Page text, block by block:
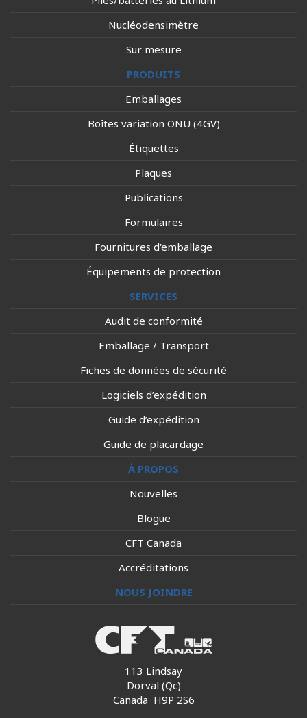
Nucléodensimètre
Sur mesure
PRODUITS
Emballages
Boîtes variation ONU (4GV)
Étiquettes
Plaques
Publications
Formulaires
Fournitures d'emballage
Équipements de protection
SERVICES
Audit de conformité
Emballage / Transport
Fiches de données de sécurité
Logiciels d’expédition
Guide d’expédition
Guide de placardage
À PROPOS
Nouvelles
Blogue
CFT Canada
Accréditations
NOUS JOINDRE
113 Lindsay
Dorval (Qc)
Canada H9P 2S6